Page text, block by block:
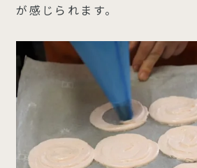
が感じられます。